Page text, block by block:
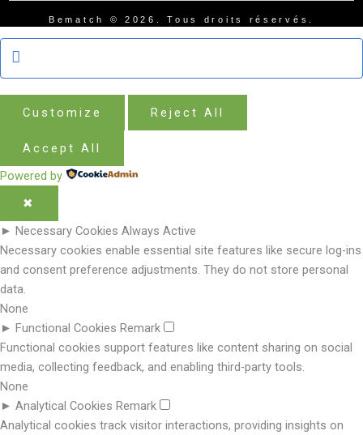
Bematch © 2026. Tous droits réservés.
Customize Reject All
Accept All
Powered by
✖
► Necessary Cookies Always Active
Necessary cookies enable essential site features like secure log-ins
and consent preference adjustments. They do not store personal
data.
None
► Functional Cookies Remark
Functional cookies support features like content sharing on social
media, collecting feedback, and enabling third-party tools.
None
► Analytical Cookies Remark
Analytical cookies track visitor interactions, providing insights on